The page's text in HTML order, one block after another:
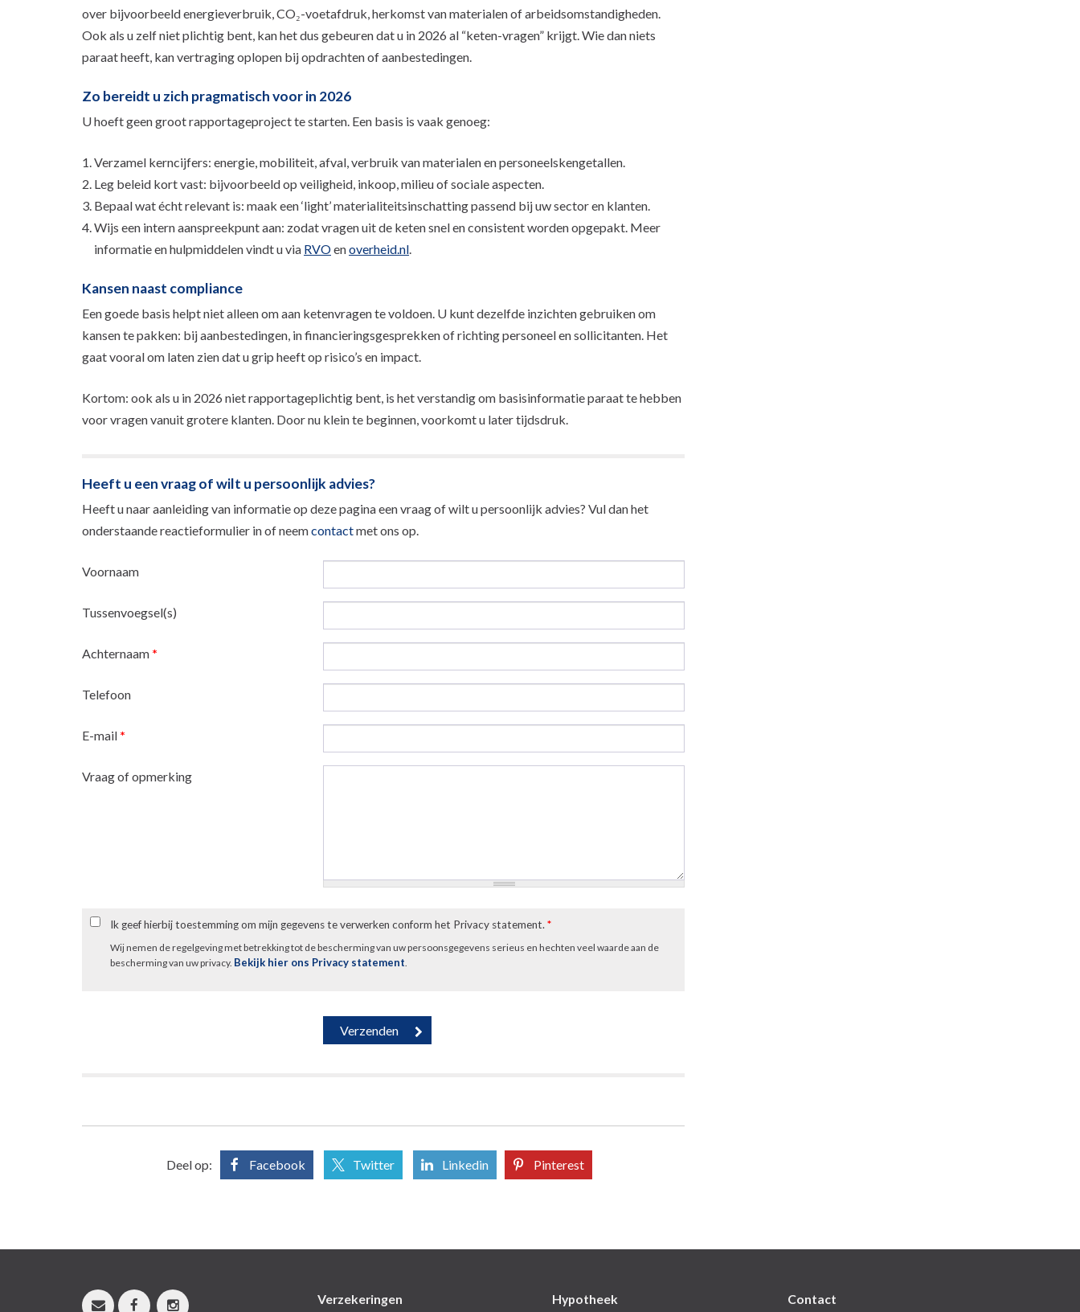
over bijvoorbeeld energieverbruik, CO₂-voetafdruk, herkomst van materialen of arbeidsomstandigheden.
Ook als u zelf niet plichtig bent, kan het dus gebeuren dat u in 2026 al “keten-vragen” krijgt. Wie dan niets
paraat heeft, kan vertraging oplopen bij opdrachten of aanbestedingen.
Zo bereidt u zich pragmatisch voor in 2026
U hoeft geen groot rapportageproject te starten. Een basis is vaak genoeg:
Verzamel kerncijfers: energie, mobiliteit, afval, verbruik van materialen en personeelskengetallen.
Leg beleid kort vast: bijvoorbeeld op veiligheid, inkoop, milieu of sociale aspecten.
Bepaal wat écht relevant is: maak een ‘light’ materialiteitsinschatting passend bij uw sector en klanten.
Wijs een intern aanspreekpunt aan: zodat vragen uit de keten snel en consistent worden opgepakt. Meer
informatie en hulpmiddelen vindt u via RVOenoverheid.nl
Kansen naast compliance
Een goede basis helpt niet alleen om aan ketenvragen te voldoen. U kunt dezelfde inzichten gebruiken om
kansen te pakken: bij aanbestedingen, in financieringsgesprekken of richting personeel en sollicitanten. Het
gaat vooral om laten zien dat u grip heeft op risico’s en impact.
Kortom: ook als u in 2026 niet rapportageplichtig bent, is het verstandig om basisinformatie paraat te hebben
voor vragen vanuit grotere klanten. Door nu klein te beginnen, voorkomt u later tijdsdruk.
Heeft u een vraag of wilt u persoonlijk advies?
Heeft u naar aanleiding van informatie op deze pagina een vraag of wilt u persoonlijk advies? Vul dan het
onderstaande reactieformulier in of neemcontactmet ons op.
Voornaam
Tussenvoegsel(s)
Achternaam *
Telefoon
E-mail *
Vraag of opmerking
Ik geef hierbij toestemming om mijn gegevens te verwerken conform het Privacy statement. *
Wij nemen de regelgeving met betrekking tot de bescherming van uw persoonsgegevens serieus en hechten veel waarde aan de
bescherming van uw privacy. Bekijk hier ons Privacy statement
Deel op: Facebook Twitter Linkedin Pinterest
Verzekeringen Hypotheek Contact